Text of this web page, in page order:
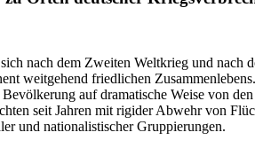
nach dem Zweiten Weltkrieg und nach
weitgehend friedlichen
auf dramatische Weise von
seit Jahren mit rigider Abwehr von
und nationalistischer Gruppierungen.